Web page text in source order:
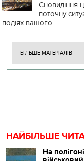
Сновидіння
поточну
подіях вашого ...
БІЛЬШЕ МАТЕРІАЛІВ
НАЙБІЛЬШЕ
На